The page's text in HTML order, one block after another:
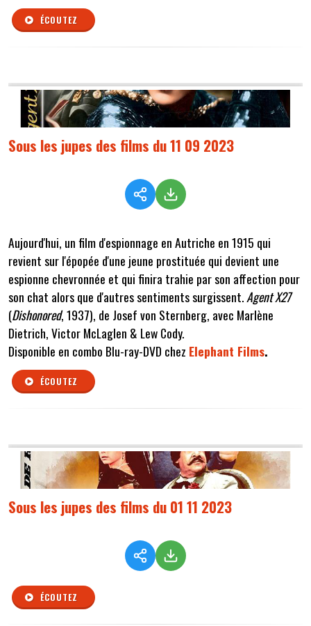
ÉCOUTEZ
Sous les jupes des films du 11 09 2023
Aujourd'hui, un film d'espionnage en Autriche en 1915 qui
revient sur l'épopée d'une jeune prostituée qui devient une
espionne chevronnée et qui finira trahie par son affection pour
son chat alors que d'autres sentiments surgissent.Agent X27
(Dishonored, 1937), de Josef von Sternberg, avec Marlène
Dietrich, Victor McLaglen & Lew Cody.
Disponible en combo Blu-ray-DVD chez Elephant Films.
ÉCOUTEZ
Sous les jupes des films du 01 11 2023
ÉCOUTEZ